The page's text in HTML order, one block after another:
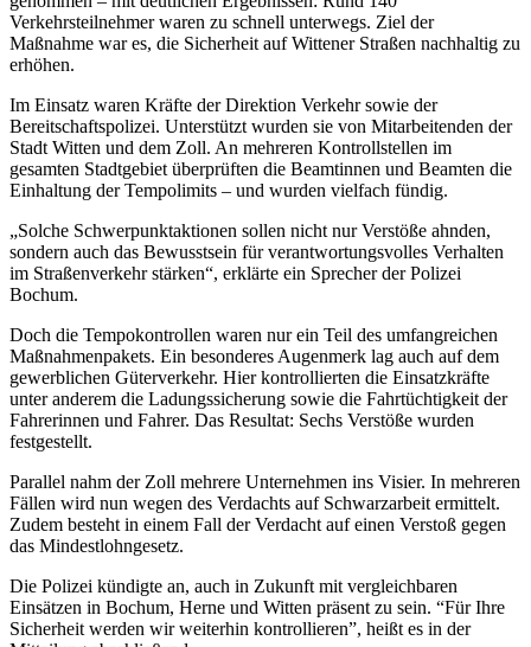
Verkehrsteilnehmer waren zu schnell unterwegs. Ziel der
Maßnahme war es, die Sicherheit auf Wittener Straßen nachhaltig zu
erhöhen.
Im Einsatz waren Kräfte der Direktion Verkehr sowie der
Bereitschaftspolizei. Unterstützt wurden sie von Mitarbeitenden der
Stadt Witten und dem Zoll. An mehreren Kontrollstellen im
gesamten Stadtgebiet überprüften die Beamtinnen und Beamten die
Einhaltung der Tempolimits – und wurden vielfach fündig.
„Solche Schwerpunktaktionen sollen nicht nur Verstöße ahnden,
sondern auch das Bewusstsein für verantwortungsvolles Verhalten
im Straßenverkehr stärken“, erklärte ein Sprecher der Polizei
Bochum.
Doch die Tempokontrollen waren nur ein Teil des umfangreichen
Maßnahmenpakets. Ein besonderes Augenmerk lag auch auf dem
gewerblichen Güterverkehr. Hier kontrollierten die Einsatzkräfte
unter anderem die Ladungssicherung sowie die Fahrtüchtigkeit der
Fahrerinnen und Fahrer. Das Resultat: Sechs Verstöße wurden
festgestellt.
Parallel nahm der Zoll mehrere Unternehmen ins Visier. In mehreren
Fällen wird nun wegen des Verdachts auf Schwarzarbeit ermittelt.
Zudem besteht in einem Fall der Verdacht auf einen Verstoß gegen
das Mindestlohngesetz.
Die Polizei kündigte an, auch in Zukunft mit vergleichbaren
Einsätzen in Bochum, Herne und Witten präsent zu sein. “Für Ihre
Sicherheit werden wir weiterhin kontrollieren”, heißt es in der